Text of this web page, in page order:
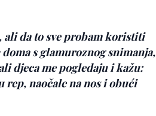
da to sve probam koristiti
s glamuroznog snimanja,
djeca me pogledaju i kažu:
naočale na nos i obući